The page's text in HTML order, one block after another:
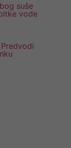
suše
vode